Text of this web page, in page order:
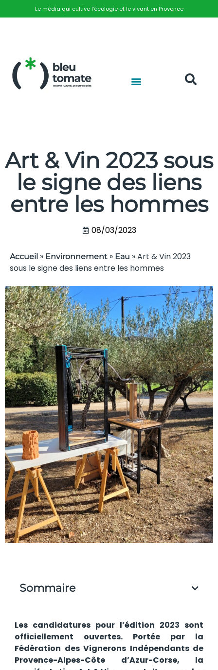
Le média qui cultive l’écologie et le vivant en Provence
Art & Vin 2023 sous
le signe des liens
entre les hommes
08/03/2023
Accueil » Environnement » Eau »Art & Vin 2023
sous le signe des liens entre les hommes
Sommaire
Les candidatures pour l’édition 2023 sont
officiellement ouvertes. Portée par la
Fédération des Vignerons Indépendants de
Provence-Alpes-Côte d’Azur-Corse, la